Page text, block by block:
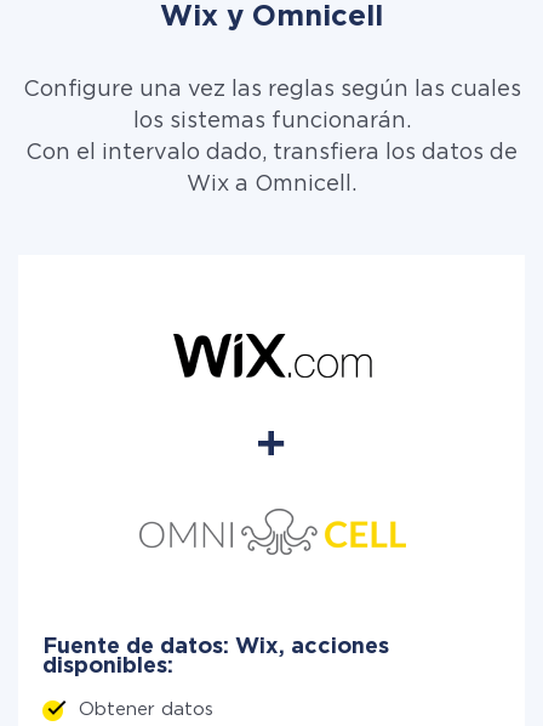
Wix y Omnicell
Configure una vez las reglas según las cuales
los sistemas funcionarán.
Con el intervalo dado, transfiera los datos de
Wix a Omnicell.
Fuente de datos: Wix, acciones
disponibles:
Obtener datos